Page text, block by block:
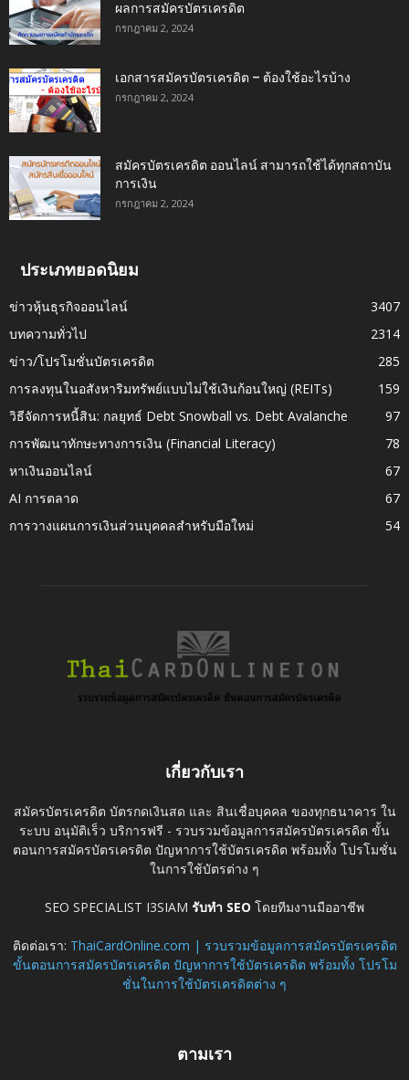
ผลการสมัครบัตรเครดิต
กรกฎาคม 2, 2024
เอกสารสมัครบัตรเครดิต – ต้องใช้อะไรบ้าง
กรกฎาคม 2, 2024
สมัครบัตรเครดิต ออนไลน์ สามารถใช้ได้ทุกสถาบัน
การเงิน
กรกฎาคม 2, 2024
ประเภทยอดนิยม
ข่าวหุ้นธุรกิจออนไลน์
3407
บทความทั่วไป
2314
ข่าว/โปรโมชั่นบัตรเครดิต
285
การลงทุนในอสังหาริมทรัพย์แบบไม่ใช้เงินก้อนใหญ่ (REITs)
159
วิธีจัดการหนี้สิน: กลยุทธ์ Debt Snowball vs. Debt Avalanche
97
การพัฒนาทักษะทางการเงิน (Financial Literacy)
78
หาเงินออนไลน์
67
AI การตลาด
67
การวางแผนการเงินส่วนบุคคลสำหรับมือใหม่
54
เกี่ยวกับเรา
สมัครบัตรเครดิต บัตรกดเงินสด และ สินเชื่อบุคคล ของทุกธนาคาร ใน
ระบบ อนุมัติเร็ว บริการฟรี - รวบรวมข้อมูลการสมัครบัตรเครดิต ขั้น
ตอนการสมัครบัตรเครดิต ปัญหาการใช้บัตรเครดิต พร้อมทั้ง โปรโมชั่น
ในการใช้บัตรต่าง ๆ
SEO SPECIALIST I3SIAM รับทำ SEO โดยทีมงานมืออาชีพ
ติดต่อเรา: ThaiCardOnline.com | รวบรวมข้อมูลการสมัครบัตรเครดิต
ขั้นตอนการสมัครบัตรเครดิต ปัญหาการใช้บัตรเครดิต พร้อมทั้ง โปรโม
ชั่นในการใช้บัตรเครดิตต่าง ๆ
ตามเรา